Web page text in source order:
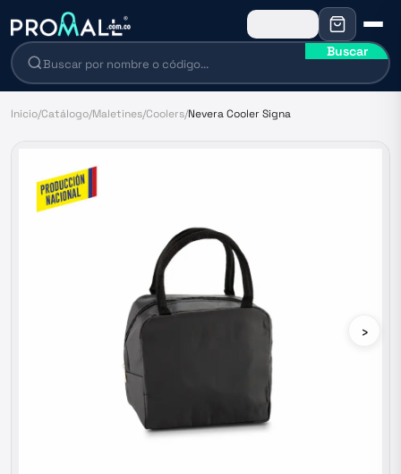
Buscar
Inicio/Catálogo/Maletines/Coolers/Nevera Cooler Signa
›